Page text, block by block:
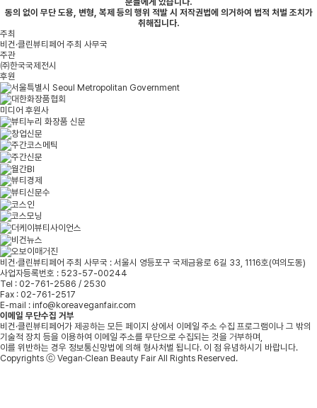
동의 없이 무단 도용, 변형, 복제 등의 행위 적발 시 저작권법에 의거하여 법적 처벌 조치가
취해집니다.
주최
비건·클린뷰티페어 주최 사무국
주관
㈜한국국제전시
후원
미디어 후원사
비건·클린뷰티페어 주최 사무국 : 서울시 영등포구 국제금융로 6길 33, 1116호(여의도동)
사업자등록번호 : 523-57-00244
Tel : 02-761-2586 / 2530
Fax : 02-761-2517
E-mail : info@koreaveganfair.com
이메일 무단수집 거부
비건·클린뷰티페어가 제공하는 모든 페이지 상에서 이메일 주소 수집 프로그램이나 그 밖의
기술적 장치 등을 이용하여 이메일 주소를 무단으로 수집되는 것을 거부하며,
이를 위반하는 경우 정보통신망법에 의해 형사처벌 됩니다. 이 점 유념하시기 바랍니다.
Copyrights ⓒ Vegan·Clean Beauty Fair All Rights Reserved.